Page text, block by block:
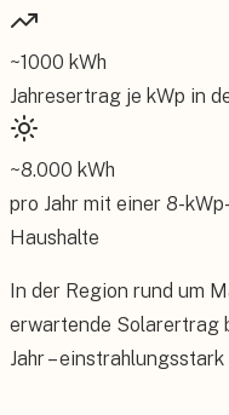
~1000 kWh
Jahresertrag je kWp in
~8.000 kWh
pro Jahr mit einer 8-
Haushalte
In der Region rund um
erwartende Solarertrag
Jahr –